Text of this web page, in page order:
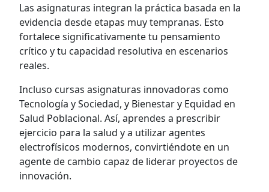
Las asignaturas integran la práctica basada en la
evidencia desde etapas muy tempranas. Esto
fortalece significativamente tu pensamiento
crítico y tu capacidad resolutiva en escenarios
reales.
Incluso cursas asignaturas innovadoras como
Tecnología y Sociedad, y Bienestar y Equidad en
Salud Poblacional. Así, aprendes a prescribir
ejercicio para la salud y a utilizar agentes
electrofísicos modernos, convirtiéndote en un
agente de cambio capaz de liderar proyectos de
innovación.